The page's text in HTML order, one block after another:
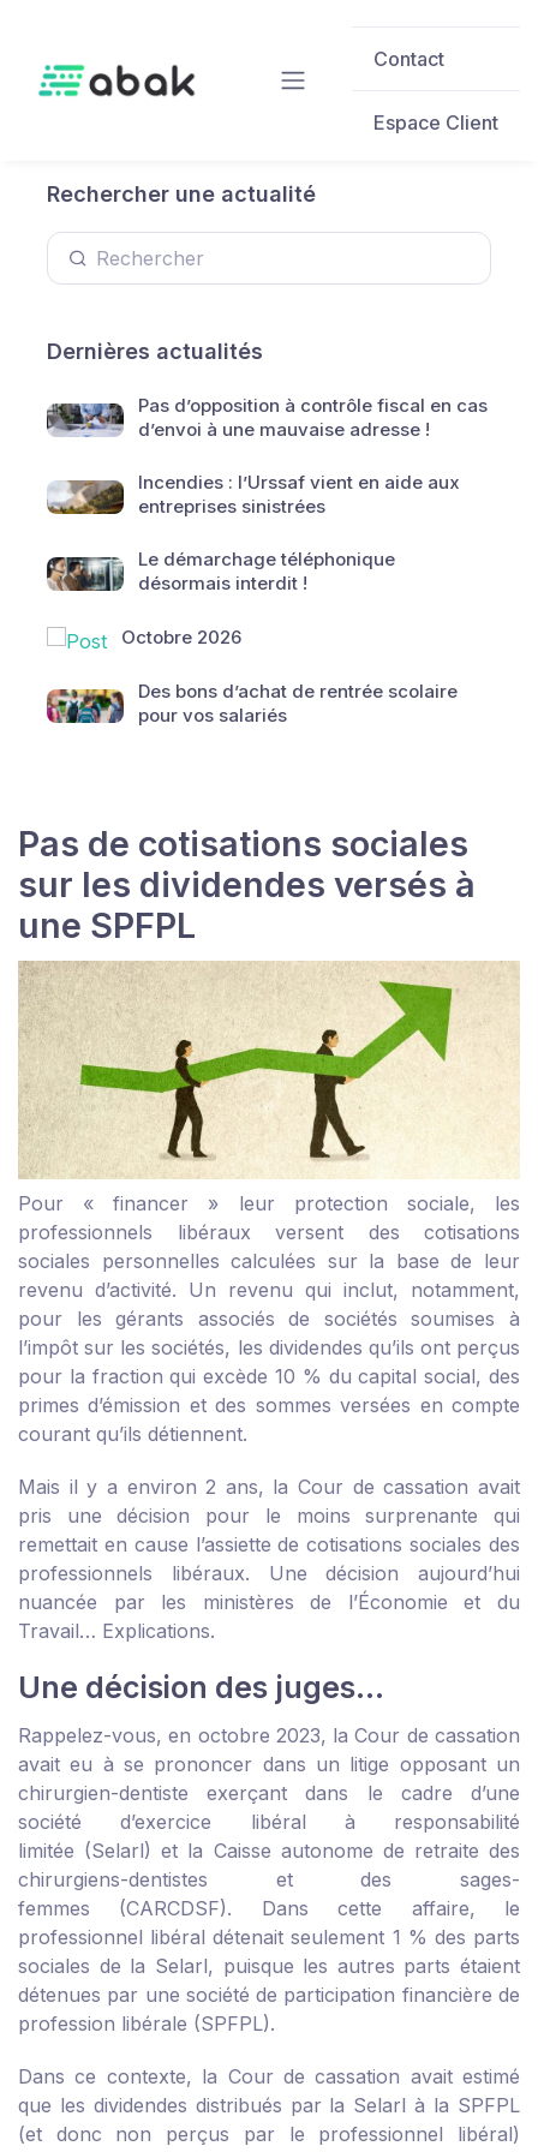
Contact
Espace Client
Rechercher une actualité
Dernières actualités
Pas d’opposition à contrôle fiscal en cas
d’envoi à une mauvaise adresse !
Incendies : l’Urssaf vient en aide aux
entreprises sinistrées
Le démarchage téléphonique
désormais interdit !
Octobre 2026
Des bons d’achat de rentrée scolaire
pour vos salariés
Pas de cotisations sociales
sur les dividendes versés à
une SPFPL
Pour « financer » leur protection sociale, les
professionnels libéraux versent des cotisations
sociales personnelles calculées sur la base de leur
revenu d’activité. Un revenu qui inclut, notamment,
pour les gérants associés de sociétés soumises à
l’impôt sur les sociétés, les dividendes qu’ils ont perçus
pour la fraction qui excède 10 % du capital social, des
primes d’émission et des sommes versées en compte
courant qu’ils détiennent.
Mais il y a environ 2 ans, la Cour de cassation avait
pris une décision pour le moins surprenante qui
remettait en cause l’assiette de cotisations sociales des
professionnels libéraux. Une décision aujourd’hui
nuancée par les ministères de l’Économie et du
Travail… Explications.
Une décision des juges…
Rappelez-vous, en octobre 2023, la Cour de cassation
avait eu à se prononcer dans un litige opposant un
chirurgien-dentiste exerçant dans le cadre d’une
société d’exercice libéral à responsabilité
limitée (Selarl) et la Caisse autonome de retraite des
chirurgiens-dentistes et des sages-
femmes (CARCDSF). Dans cette affaire, le
professionnel libéral détenait seulement 1 % des parts
sociales de la Selarl, puisque les autres parts étaient
détenues par une société de participation financière de
profession libérale (SPFPL).
Dans ce contexte, la Cour de cassation avait estimé
que les dividendes distribués par la Selarl à la SPFPL
(et donc non perçus par le professionnel libéral)